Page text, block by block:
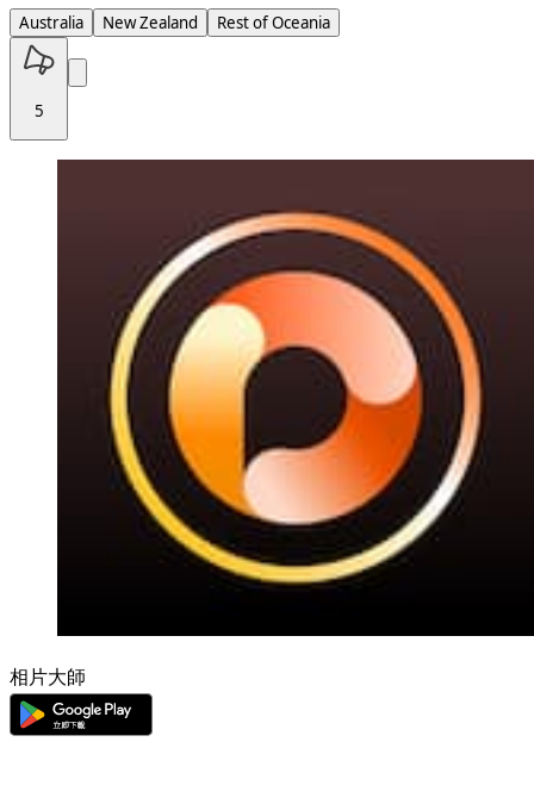
Australia New Zealand Rest of Oceania
5
相片大師